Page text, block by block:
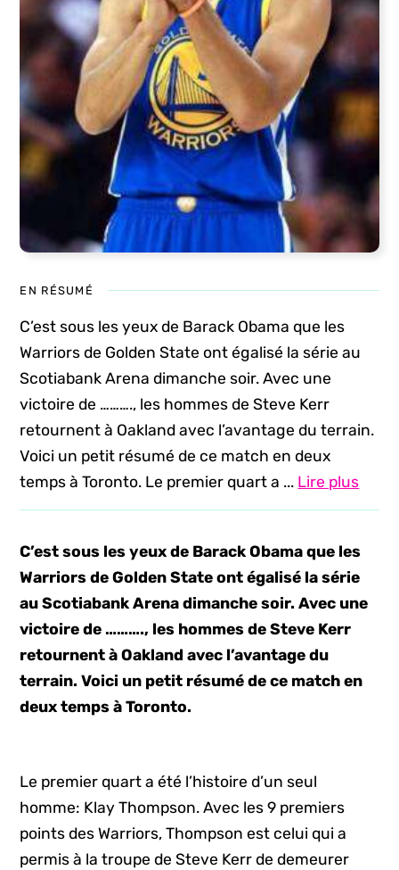
EN RÉSUMÉ
C’est sous les yeux de Barack Obama que les
Warriors de Golden State ont égalisé la série au
Scotiabank Arena dimanche soir. Avec une
victoire de ………., les hommes de Steve Kerr
retournent à Oakland avec l’avantage du terrain.
Voici un petit résumé de ce match en deux
temps à Toronto. Le premier quart a ... Lire plus
C’est sous les yeux de Barack Obama que les
Warriors de Golden State ont égalisé la série
au Scotiabank Arena dimanche soir. Avec une
victoire de ………., les hommes de Steve Kerr
retournent à Oakland avec l’avantage du
terrain. Voici un petit résumé de ce match en
deux temps à Toronto.
Le premier quart a été l’histoire d’un seul
homme: Klay Thompson. Avec les 9 premiers
points des Warriors, Thompson est celui qui a
permis à la troupe de Steve Kerr de demeurer